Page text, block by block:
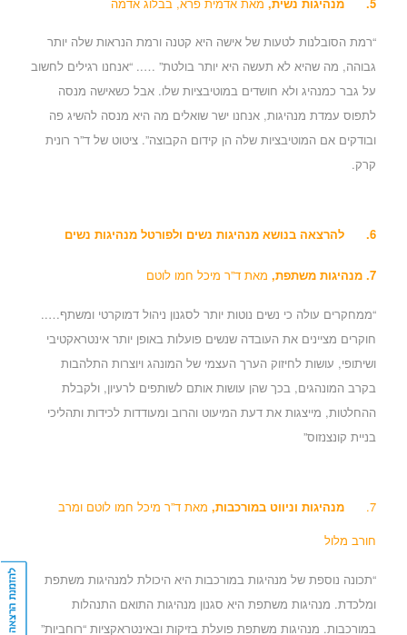
“רמת הסובלנות לטעות של אישה היא קטנה ורמת הנראות שלה יותר
גבוהה, מה שהיא לא תעשה היא יותר בולטת” ….. “אנחנו רגילים לחשוב
על גבר כמנהיג ולא חושדים במוטיבציות שלו. אבל כשאישה מנסה
לתפוס עמדת מנהיגות, אנחנו ישר שואלים מה היא מנסה להשיג פה
ובודקים אם המוטיבציות שלה הן קידום הקבוצה”. ציטוט של ד”ר רונית
קרק.
6. להרצאה בנושא מנהיגות נשים ולפורטל מנהיגות נשים
7. מנהיגות משתפת, מאת ד”ר מיכל חמו לוטם
“ממחקרים עולה כי נשים נוטות יותר לסגנון ניהול דמוקרטי ומשתף…..
חוקרים מציינים את העובדה שנשים פועלות באופן יותר אינטראקטיבי
ושיתופי, עושות לחיזוק הערך העצמי של המונהג ויוצרות התלהבות
בקרב המונהגים, בכך שהן עושות אותם לשותפים לרעיון, ולקבלת
ההחלטות, מייצגות את דעת המיעוט והרוב ומעודדות לכידות ותהליכי
בניית קונצנזוס”
7. מנהיגות וניווט במורכבות, מאת ד”ר מיכל חמו לוטם ומרב
חורב מלול
“תכונה נוספת של מנהיגות במורכבות היא היכולת למנהיגות משתפת
ומלכדת. מנהיגות משתפת היא סגנון מנהיגות התואם התנהלות
במורכבות. מנהיגות משתפת פועלת בזיקות ובאינטראקציות “רוחביות”